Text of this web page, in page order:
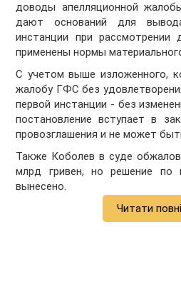
доводы апелляционной
дают оснований для
инстанции при рассмотрении
применены нормы
С учетом выше изложенного,
жалобу ГФС без
первой инстанции - без
постановление вступает в
провозглашения и не может
Также Коболев в суде
млрд гривен, но решение
вынесено.
Читати